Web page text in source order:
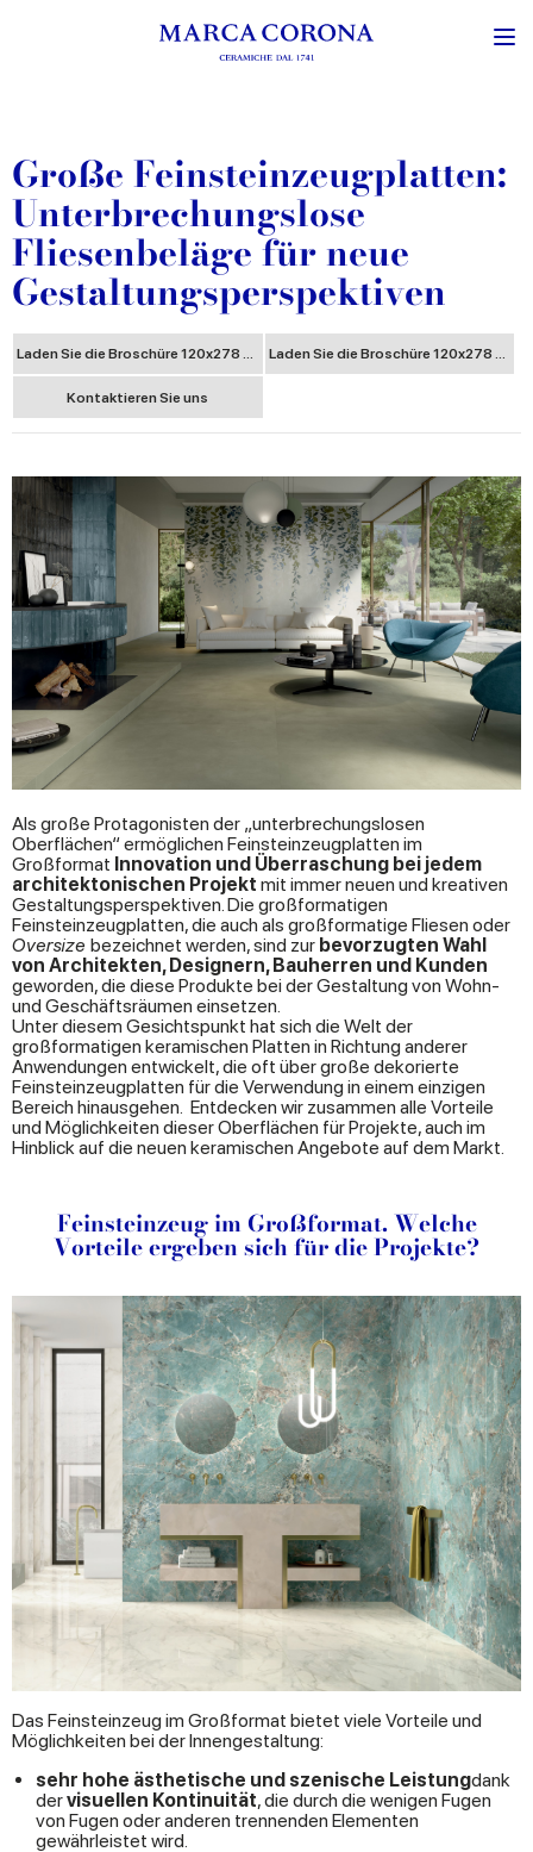
Große Feinsteinzeugplatten:
Unterbrechungslose
Fliesenbeläge für neue
Gestaltungsperspektiven
Laden Sie die Broschüre 120x278 Verlegung herunter Laden Sie die Broschüre 120x278 Handhabung Schneiden herunter
Kontaktieren Sie uns
Als große Protagonisten der „unterbrechungslosen
Oberflächen“ ermöglichen Feinsteinzeugplatten im
Großformat Innovation und Überraschung bei jedem
architektonischen Projekt mit immer neuen und kreativen
Gestaltungsperspektiven. Die großformatigen
Feinsteinzeugplatten, die auch als großformatige Fliesen oder
Oversize bezeichnet werden, sind zur bevorzugten Wahl
von Architekten, Designern, Bauherren und Kunden
geworden, die diese Produkte bei der Gestaltung von Wohn-
und Geschäftsräumen einsetzen.
Unter diesem Gesichtspunkt hat sich die Welt der
großformatigen keramischen Platten in Richtung anderer
Anwendungen entwickelt, die oft über große dekorierte
Feinsteinzeugplatten für die Verwendung in einem einzigen
Bereich hinausgehen. Entdecken wir zusammen alle Vorteile
und Möglichkeiten dieser Oberflächen für Projekte, auch im
Hinblick auf die neuen keramischen Angebote auf dem Markt.
Feinsteinzeug im Großformat. Welche
Vorteile ergeben sich für die Projekte?
Das Feinsteinzeug im Großformat bietet viele Vorteile und
Möglichkeiten bei der Innengestaltung:
sehr hohe ästhetische und szenische Leistungdank
dervisuellen Kontinuität, die durch die wenigen Fugen
von Fugen oder anderen trennenden Elementen
gewährleistet wird.